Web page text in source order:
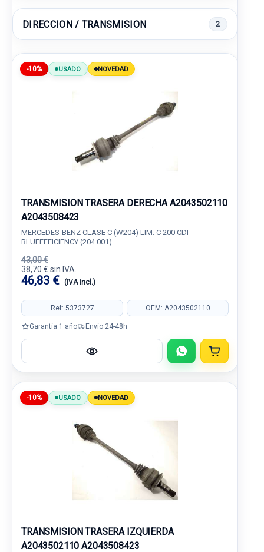
DIRECCION / TRANSMISION 2
-10% USADO NOVEDAD
TRANSMISION TRASERA DERECHA A2043502110
A2043508423
MERCEDES-BENZ CLASE C (W204) LIM. C 200 CDI
BLUEEFFICIENCY (204.001)
43,00 €
38,70 € sin IVA.
46,83 € (IVA incl.)
Ref: 5373727 OEM: A2043502110
Garantía 1 año Envío 24-48h
-10% USADO NOVEDAD
TRANSMISION TRASERA IZQUIERDA
A2043502110 A2043508423